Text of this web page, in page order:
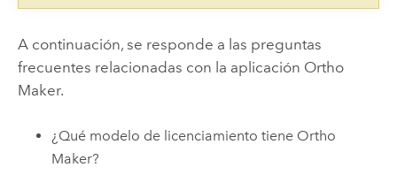
A continuación, se responde a las preguntas
frecuentes relacionadas con la aplicación Ortho
Maker.
¿Qué modelo de licenciamiento tiene Ortho
Maker?